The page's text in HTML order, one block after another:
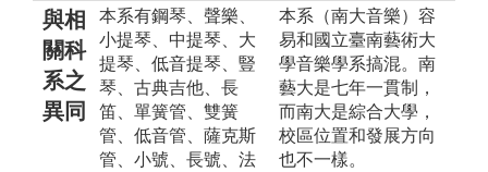
與相
關科
系之
異同
本系有鋼琴、聲樂、
小提琴、中提琴、大
提琴、低音提琴、豎
琴、古典吉他、長
笛、單簧管、雙簧
管、低音管、薩克斯
管、小號、長號、法
本系（南大音樂）容
易和國立臺南藝術大
學音樂學系搞混。南
藝大是七年一貫制，
而南大是綜合大學，
校區位置和發展方向
也不一樣。